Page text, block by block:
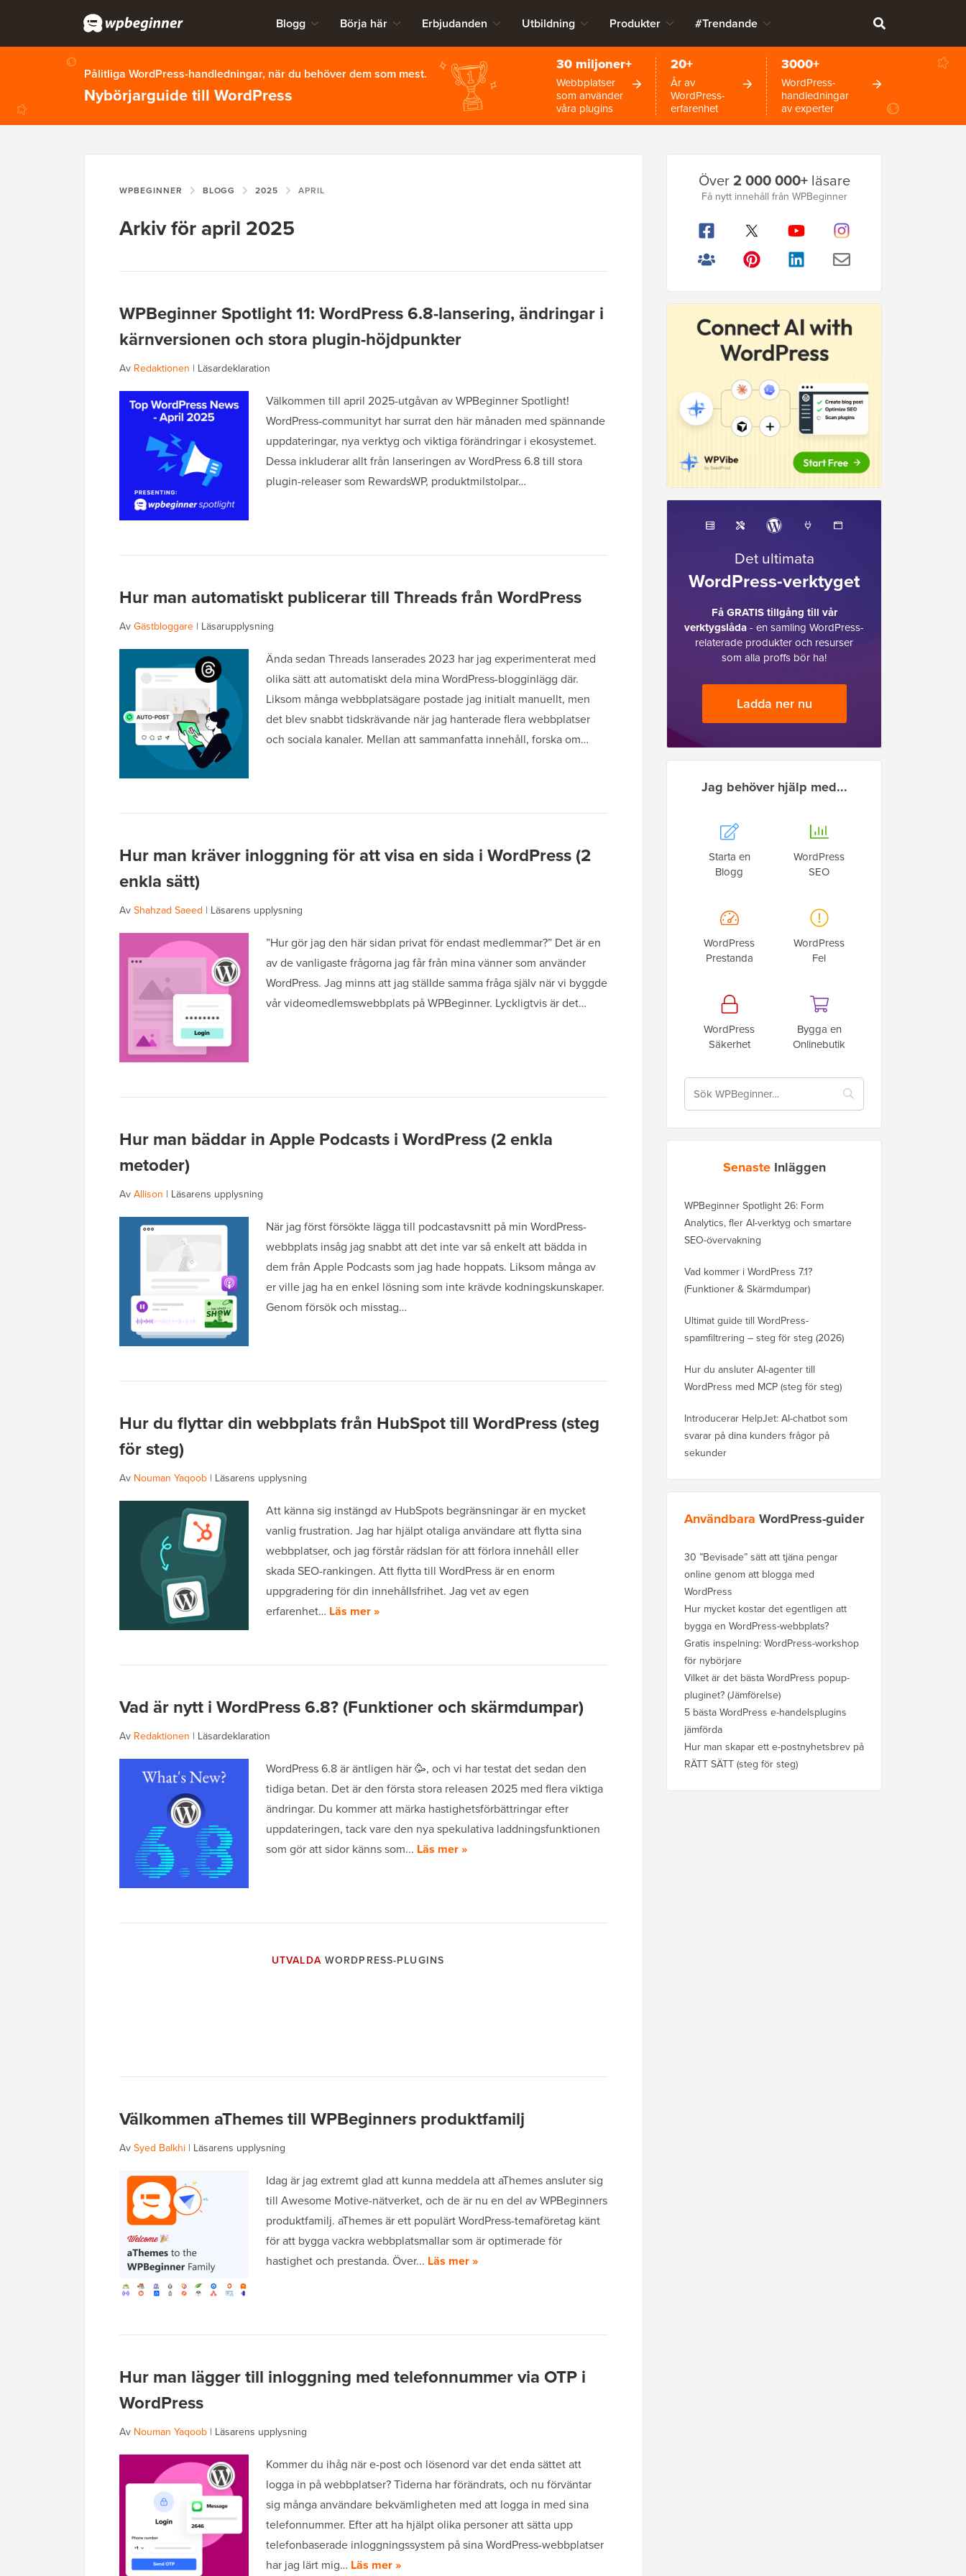
Blogg Börja här Erbjudanden Utbildning Produkter #Trendande
Pålitliga WordPress-handledningar, när du behöver dem som mest.
Nybörjarguide till WordPress
30 miljoner+
Webbplatser
som använder
våra plugins
20+
År av
WordPress-
erfarenhet
3000+
WordPress-
handledningar
av experter
WPBEGINNER BLOGG 2025 APRIL
Arkiv för april 2025
WPBeginner Spotlight 11: WordPress 6.8-lansering, ändringar i
kärnversionen och stora plugin-höjdpunkter
Av Redaktionen | Läsardeklaration
Välkommen till april 2025-utgåvan av WPBeginner Spotlight!
WordPress-communityt har surrat den här månaden med spännande
uppdateringar, nya verktyg och viktiga förändringar i ekosystemet.
Dessa inkluderar allt från lanseringen av WordPress 6.8 till stora
plugin-releaser som RewardsWP, produktmilstolpar…
Hur man automatiskt publicerar till Threads från WordPress
AvGästbloggare | Läsarupplysning
Ända sedan Threads lanserades 2023 har jag experimenterat med
olika sätt att automatiskt dela mina WordPress-blogginlägg där.
Liksom många webbplatsägare postade jag initialt manuellt, men
det blev snabbt tidskrävande när jag hanterade flera webbplatser
och sociala kanaler. Mellan att sammanfatta innehåll, forska om…
Hur man kräver inloggning för att visa en sida i WordPress (2
enkla sätt)
AvShahzad Saeed | Läsarens upplysning
”Hur gör jag den här sidan privat för endast medlemmar?” Det är en
av de vanligaste frågorna jag får från mina vänner som använder
WordPress. Jag minns att jag ställde samma fråga själv när vi byggde
vår videomedlemswebbplats på WPBeginner. Lyckligtvis är det…
Hur man bäddar in Apple Podcasts i WordPress (2 enkla
metoder)
AvAllison | Läsarens upplysning
När jag först försökte lägga till podcastavsnitt på min WordPress-
webbplats insåg jag snabbt att det inte var så enkelt att bädda in
dem från Apple Podcasts som jag hade hoppats. Liksom många av
er ville jag ha en enkel lösning som inte krävde kodningskunskaper.
Genom försök och misstag…
Hur du flyttar din webbplats från HubSpot till WordPress (steg
för steg)
Av Nouman Yaqoob | Läsarens upplysning
Att känna sig instängd av HubSpots begränsningar är en mycket
vanlig frustration. Jag har hjälpt otaliga användare att flytta sina
webbplatser, och jag förstår rädslan för att förlora innehåll eller
skada SEO-rankingen. Att flytta till WordPress är en enorm
uppgradering för din innehållsfrihet. Jag vet av egen
erfarenhet… Läs mer »
Vad är nytt i WordPress 6.8? (Funktioner och skärmdumpar)
Av Redaktionen | Läsardeklaration
WordPress 6.8 är äntligen här 🥳, och vi har testat det sedan den
tidiga betan. Det är den första stora releasen 2025 med flera viktiga
ändringar. Du kommer att märka hastighetsförbättringar efter
uppdateringen, tack vare den nya spekulativa laddningsfunktionen
som gör att sidor känns som... Läs mer »
UTVALDAWORDPRESS-PLUGINS
Välkommen aThemes till WPBeginners produktfamilj
AvSyed Balkhi | Läsarens upplysning
Idag är jag extremt glad att kunna meddela att aThemes ansluter sig
till Awesome Motive-nätverket, och de är nu en del av WPBeginners
produktfamilj. aThemes är ett populärt WordPress-temaföretag känt
för att bygga vackra webbplatsmallar som är optimerade för
hastighet och prestanda. Över... Läs mer »
Hur man lägger till inloggning med telefonnummer via OTP i
WordPress
Av Nouman Yaqoob | Läsarens upplysning
Kommer du ihåg när e-post och lösenord var det enda sättet att
logga in på webbplatser? Tiderna har förändrats, och nu förväntar
sig många användare bekvämligheten med att logga in med sina
telefonnummer. Efter att ha hjälpt olika personer att sätta upp
telefonbaserade inloggningssystem på sina WordPress-webbplatser
har jag lärt mig… Läs mer »
Primär
sidofält
Över2 000 000+läsare
Få nytt innehåll från WPBeginner
Det ultimata
WordPress-verktyget
Få GRATIS tillgång till vår
verktygslåda- en samling WordPress-
relaterade produkter och resurser
som alla proffs bör ha!
Ladda ner nu
Jag behöver hjälp med...
Starta en
Blogg
WordPress
SEO
WordPress
Prestanda
WordPress
Fel
WordPress
Säkerhet
Bygga en
Onlinebutik
Senaste Inläggen
WPBeginner Spotlight 26: Form
Analytics, fler AI-verktyg och smartare
SEO-övervakning
Vad kommer i WordPress 7.1?
(Funktioner & Skärmdumpar)
Ultimat guide till WordPress-
spamfiltrering – steg för steg (2026)
Hur du ansluter AI-agenter till
WordPress med MCP (steg för steg)
Introducerar HelpJet: AI-chatbot som
svarar på dina kunders frågor på
sekunder
Användbara WordPress-guider
30 ”Bevisade” sätt att tjäna pengar
online genom att blogga med
WordPress
Hur mycket kostar det egentligen att
bygga en WordPress-webbplats?
Gratis inspelning: WordPress-workshop
för nybörjare
Vilket är det bästa WordPress popup-
pluginet? (Jämförelse)
5 bästa WordPress e-handelsplugins
jämförda
Hur man skapar ett e-postnyhetsbrev på
RÄTT SÄTT (steg för steg)